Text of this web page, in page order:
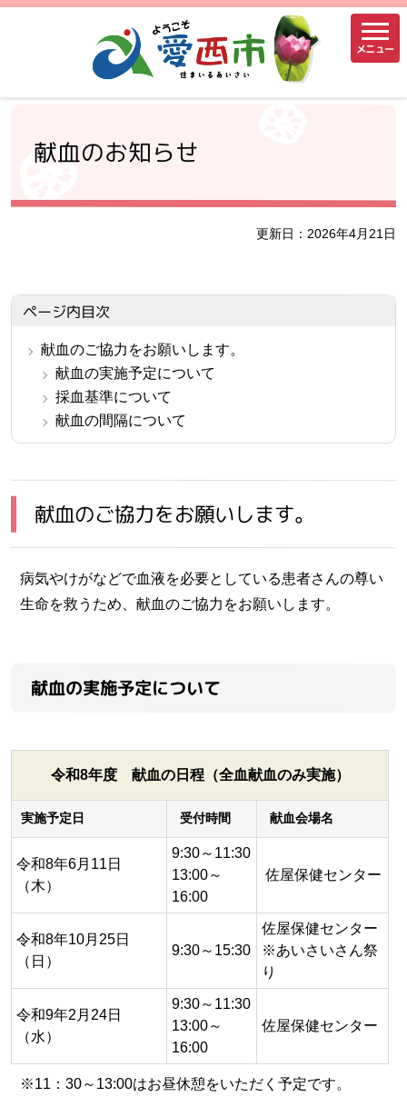
メニュー
献血のお知らせ
更新日：2026年4月21日
ページ内目次
献血のご協力をお願いします。
献血の実施予定について
採血基準について
献血の間隔について
献血のご協力をお願いします。
病気やけがなどで血液を必要としている患者さんの尊い
生命を救うため、献血のご協力をお願いします。
献血の実施予定について
令和8年度 献血の日程（全血献血のみ実施）
実施予定日 受付時間 献血会場名
令和8年6月11日
（木）
9:30～11:30
13:00～
16:00
佐屋保健センター
令和8年10月25日
（日）
9:30～15:30
佐屋保健センター
※あいさいさん祭
り
令和9年2月24日
（水）
9:30～11:30
13:00～
16:00
佐屋保健センター
※11：30～13:00はお昼休憩をいただく予定です。